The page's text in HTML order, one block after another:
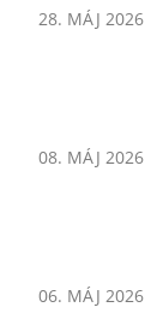
28. MÁJ 2026
08. MÁJ 2026
06. MÁJ 2026